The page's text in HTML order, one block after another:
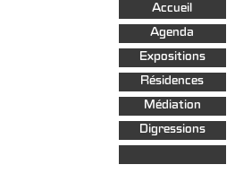
Aller au
contenu
principal
Accueil
Agenda
Expositions
Résidences
Médiation
Digressions